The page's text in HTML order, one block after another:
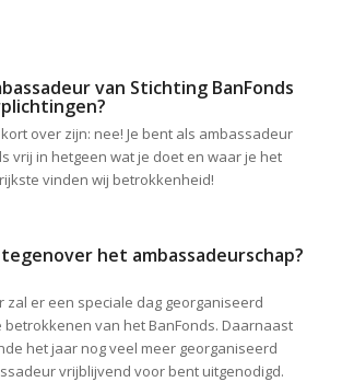
van Stichting BanFonds
over zijn: nee! Je bent als ambassadeur
vrij in hetgeen wat je doet en waar je het
vinden wij betrokkenheid!
het ambassadeurschap?
zal er een speciale dag georganiseerd
van het BanFonds. Daarnaast
het jaar nog veel meer georganiseerd
vrijblijvend voor bent uitgenodigd.